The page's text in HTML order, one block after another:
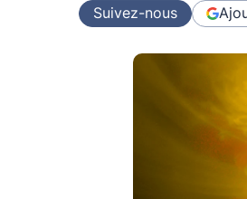
Suivez-nous